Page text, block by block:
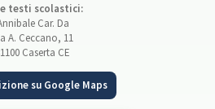
testi scolastici:
Car. Da
A. Ceccano, 11
Caserta CE
su Google Maps